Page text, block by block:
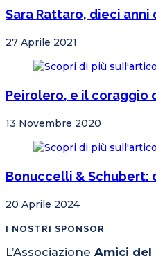
Sara Rattaro, dieci
27 Aprile 2021
Peirolero, e il coraggio
13 Novembre 2020
Bonuccelli & Schubert:
20 Aprile 2024
I NOSTRI SPONSOR
L’Associazione Amici del